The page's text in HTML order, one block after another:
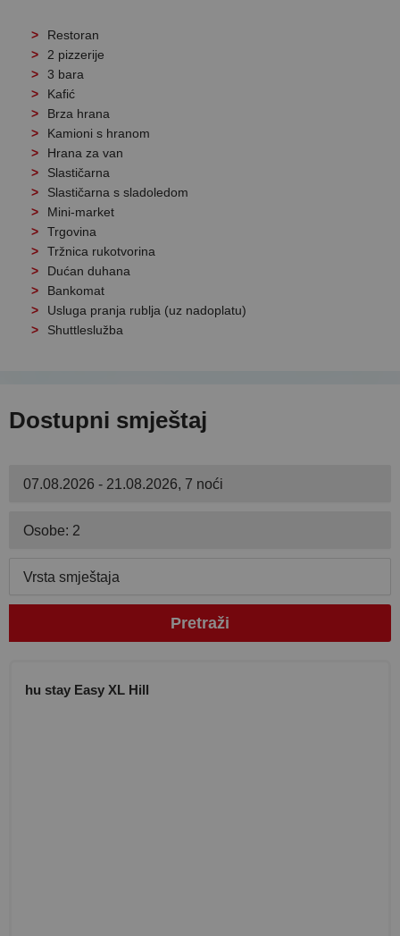
Restoran
2 pizzerije
3 bara
Kafić
Brza hrana
Kamioni s hranom
Hrana za van
Slastičarna
Slastičarna s sladoledom
Mini-market
Trgovina
Tržnica rukotvorina
Dućan duhana
Bankomat
Usluga pranja rublja (uz nadoplatu)
Shuttleslužba
Dostupni smještaj
07.08.2026 - 21.08.2026, 7 noći
Osobe: 2
Vrsta smještaja
Pretraži
hu stay Easy XL Hill